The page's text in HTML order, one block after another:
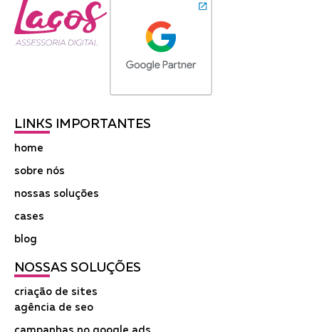
LINKS IMPORTANTES
home
sobre nós
nossas soluções
cases
blog
NOSSAS SOLUÇÕES
criação de sites
agência de seo
campanhas no google ads